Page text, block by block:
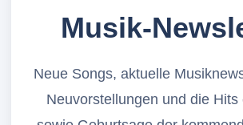
Musik-
Neue Songs, aktuelle
Neuvorstellungen und die Hits